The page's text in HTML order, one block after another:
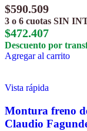
$590.509
3 o 6 cuotas SIN
$472.407
Descuento por
Agregar al carrito
Vista rápida
Montura freno
Claudio